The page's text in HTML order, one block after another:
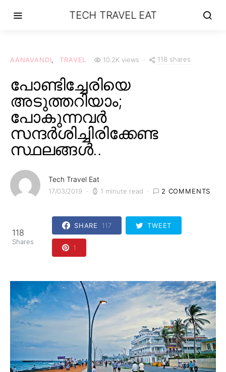
TECH TRAVEL EAT
AANAVANDI TRAVEL 10.2K views 118 shares
പോണ്ടിച്ചേരിയെ
അടുത്തറിയാം;
പോകുന്നവർ
സന്ദർശിച്ചിരിക്കേണ്ട
സ്ഥലങ്ങൾ..
Tech Travel Eat
17/03/2019 1 minute read 2 COMMENTS
118
Shares
SHARE 117 TWEET
1